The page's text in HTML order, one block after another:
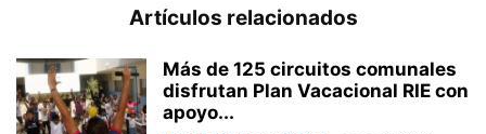
Artículos relacionados
Más de 125 circuitos comunales
disfrutan Plan Vacacional RIE con
apoyo...